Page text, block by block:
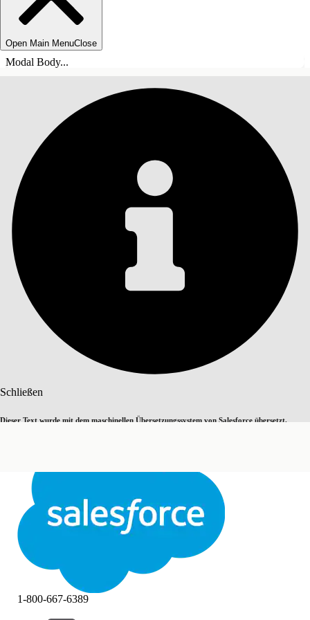
Open Main MenuClose
Modal Body...
Schließen
Dieser Text wurde mit dem maschinellen Übersetzungssystem von Salesforce übersetzt.
Schließen
INHALT
1-800-667-6389